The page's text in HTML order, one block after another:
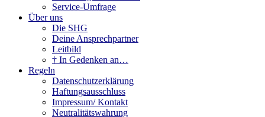
Service-Umfrage
Über uns
Die SHG
Deine Ansprechpartner
Leitbild
† In Gedenken an…
Regeln
Datenschutzerklärung
Haftungsausschluss
Impressum/ Kontakt
Neutralitätswahrung